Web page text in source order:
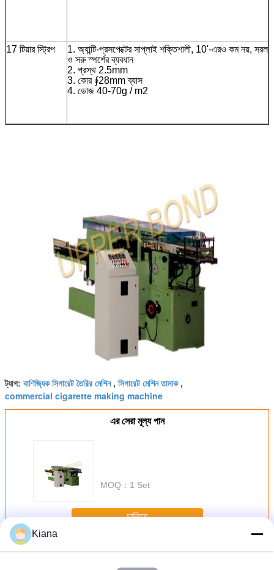
17 টিয়ার স্ট্রিপ
1. অ্যান্টি-প্রসপেক্টের সাপ্লাই শক্তিশালী, 10'-এরও কম নয়, সরল
ও সরু স্পর্শের ব্যবধান
2. প্রস্থ 2.5mm
3. কোর ∮28mm ব্যাস
4. ডোজ 40-70g / m2
ট্যাগ: বাণিজ্যিক সিগারেট তৈরির মেশিন, সিগারেট মেশিন তামাক,
commercial cigarette making machine
এর সেরা মূল্য পান
MOQ： 1 Set
চালিয়ে
অধিকসিগারেট প্যাকিং মেশিন
Kiana